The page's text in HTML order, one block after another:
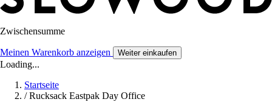
Zwischensumme
Meinen Warenkorb anzeigen Weiter einkaufen
Loading...
Startseite
/ Rucksack Eastpak Day Office